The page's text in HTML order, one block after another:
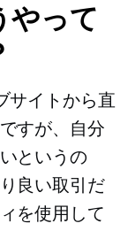
やって
サイトから直
すが、自分
というの
良い取引だ
を使用して